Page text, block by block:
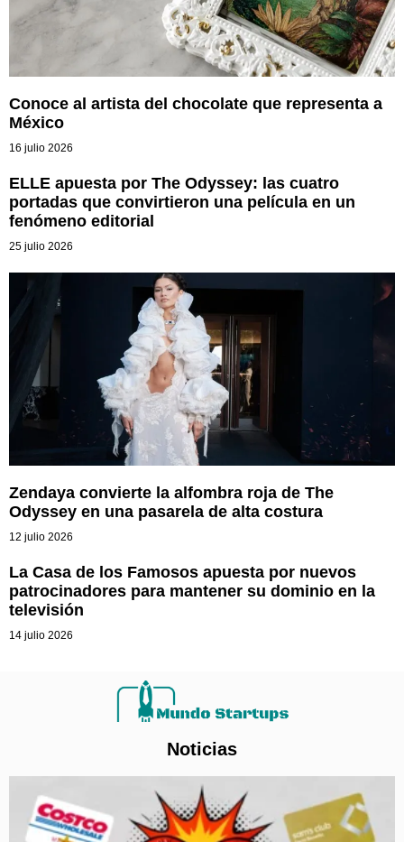
Conoce al artista del chocolate que representa a
México
16 julio 2026
ELLE apuesta por The Odyssey: las cuatro
portadas que convirtieron una película en un
fenómeno editorial
25 julio 2026
Zendaya convierte la alfombra roja de The
Odyssey en una pasarela de alta costura
12 julio 2026
La Casa de los Famosos apuesta por nuevos
patrocinadores para mantener su dominio en la
televisión
14 julio 2026
Noticias